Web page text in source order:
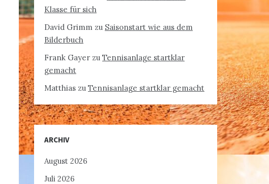
Klasse für sich
David Grimm zu Saisonstart wie aus dem
Bilderbuch
Frank Gayer zu Tennisanlage startklar
gemacht
Matthias zu Tennisanlage startklar gemacht
ARCHIV
August 2026
Juli 2026